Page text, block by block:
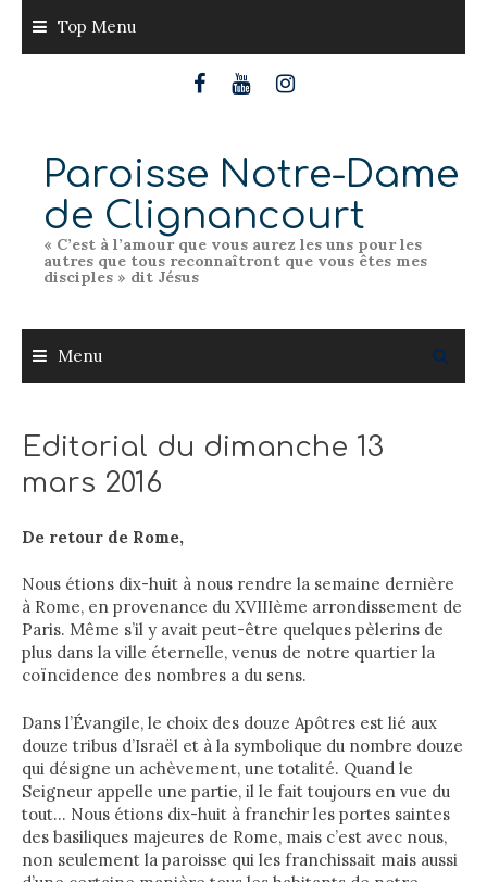
content
Top Menu
Paroisse Notre-Dame
de Clignancourt
« C’est à l’amour que vous aurez les uns pour les
autres que tous reconnaîtront que vous êtes mes
disciples » dit Jésus
Menu
Editorial du dimanche 13
mars 2016
De retour de Rome,
Nous étions dix-huit à nous rendre la semaine dernière
à Rome, en provenance du XVIIIème arrondissement de
Paris. Même s’il y avait peut-être quelques pèlerins de
plus dans la ville éternelle, venus de notre quartier la
coïncidence des nombres a du sens.
Dans l’Évangile, le choix des douze Apôtres est lié aux
douze tribus d’Israël et à la symbolique du nombre douze
qui désigne un achèvement, une totalité. Quand le
Seigneur appelle une partie, il le fait toujours en vue du
tout… Nous étions dix-huit à franchir les portes saintes
des basiliques majeures de Rome, mais c’est avec nous,
non seulement la paroisse qui les franchissait mais aussi